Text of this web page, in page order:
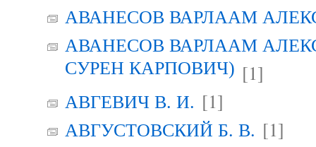
АВАНЕСОВ ВАРЛААМ
АВАНЕСОВ ВАРЛААМ
СУРЕН КАРПОВИЧ) [1]
АВГЕВИЧ В. И. [1]
АВГУСТОВСКИЙ Б. В. [1]